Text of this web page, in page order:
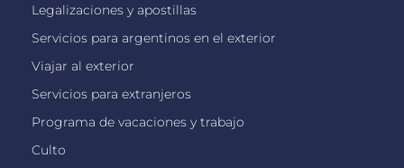
Legalizaciones y apostillas
Servicios para argentinos en el exterior
Viajar al exterior
Servicios para extranjeros
Programa de vacaciones y trabajo
Culto